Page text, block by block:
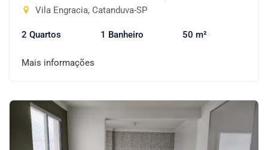
Vila Engracia, Catanduva-SP
2 Quartos 1 Banheiro 50 m²
Mais informações